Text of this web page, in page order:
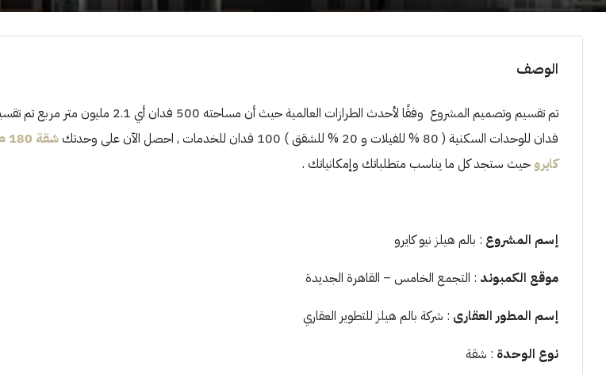
الوصف
فدان للوحدات السكنية ( 80 % للفيلات و 20 % للشقق ) 100 فدان للخدمات , احصل الآن على وحدتك
كايرو حيث ستجد كل ما يناسب متطلباتك وإمكانياتك .
إسم المشروع : بالم هيلز نيو كايرو
موقع الكمبوند : التجمع الخامس – القاهرة الجديدة
إسم المطور العقارى : شركة بالم هيلز للتطوير العقاري
نوع الوحدة : شقة